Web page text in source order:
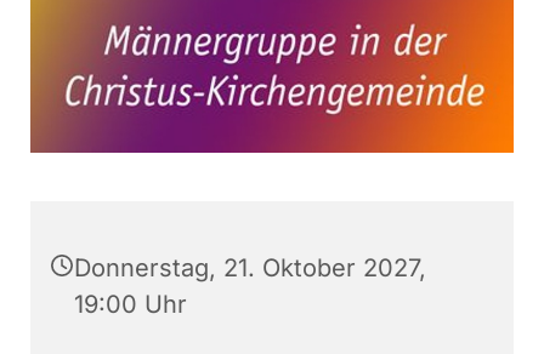
Donnerstag, 21. Oktober 2027,
19:00 Uhr